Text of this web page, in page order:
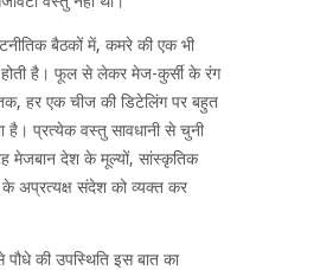
बैठकों में, कमरे की एक भी
है। फूल से लेकर मेज-कुर्सी के रंग
हर एक चीज की डिटेलिंग पर बहुत
है। प्रत्येक वस्तु सावधानी से चुनी
मेजबान देश के मूल्यों, सांस्कृतिक
के अप्रत्यक्ष संदेश को व्यक्त कर
पौधे की उपस्थिति इस बात का